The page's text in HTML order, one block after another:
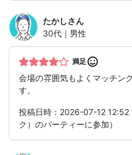
たかしさん
30代｜男性
満足
会場の雰囲気もよくマッチン
す。
投稿日時：2026-07-12 12:52
ク）のパーティーに参加）